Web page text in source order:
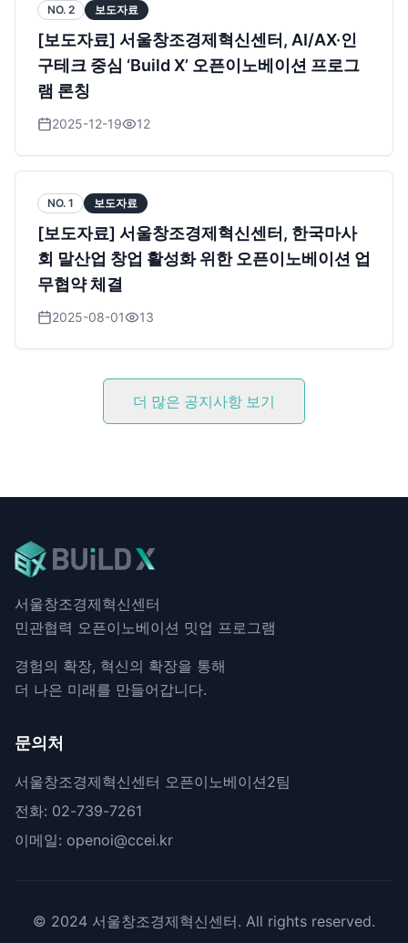
NO. 2 보도자료
[보도자료] 서울창조경제혁신센터, AI/AX·인
구테크 중심 ‘Build X’ 오픈이노베이션 프로그
램 론칭
2025-12-19 12
NO. 1 보도자료
[보도자료] 서울창조경제혁신센터, 한국마사
회 말산업 창업 활성화 위한 오픈이노베이션 업
무협약 체결
2025-08-01 13
더 많은 공지사항 보기
서울창조경제혁신센터
민관협력 오픈이노베이션 밋업 프로그램
경험의 확장, 혁신의 확장을 통해
더 나은 미래를 만들어갑니다.
문의처
서울창조경제혁신센터 오픈이노베이션2팀
전화: 02-739-7261
이메일: openoi@ccei.kr
© 2024 서울창조경제혁신센터. All rights reserved.